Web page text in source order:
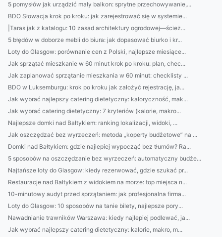
5 pomysłów jak urządzić mały balkon: sprytne przechowywanie,...
BDO Słowacja krok po kroku: jak zarejestrować się w systemie...
|Taras jak z katalogu: 10 zasad architektury ogrodowej—ścież...
5 błędów w doborze mebli do biura: jak dopasować biurko i kr...
Loty do Glasgow: porównanie cen z Polski, najlepsze miesiące...
Jak sprzątać mieszkanie w 60 minut krok po kroku: plan, chec...
Jak zaplanować sprzątanie mieszkania w 60 minut: checklisty ...
BDO w Luksemburgu: krok po kroku jak założyć rejestrację, ja...
Jak wybrać najlepszy catering dietetyczny: kaloryczność, mak...
Jak wybrać catering dietetyczny: 7 kryteriów (kalorie, makro...
Najlepsze domki nad Bałtykiem: ranking lokalizacji, widoki, ...
Jak oszczędzać bez wyrzeczeń: metoda „koperty budżetowe” na ...
Domki nad Bałtykiem: gdzie najlepiej wypocząć bez tłumów? Ra...
5 sposobów na oszczędzanie bez wyrzeczeń: automatyczny budże...
Najtańsze loty do Glasgow: kiedy rezerwować, gdzie szukać pr...
Restauracje nad Bałtykiem z widokiem na morze: top miejsca n...
10-minutowy audyt przed sprzątaniem: jak profesjonalna firma...
Loty do Glasgow: 10 sposobów na tanie bilety, najlepsze pory...
Nawadnianie trawników Warszawa: kiedy najlepiej podlewać, ja...
Jak wybrać najlepszy catering dietetyczny: kalorie, makro, m...